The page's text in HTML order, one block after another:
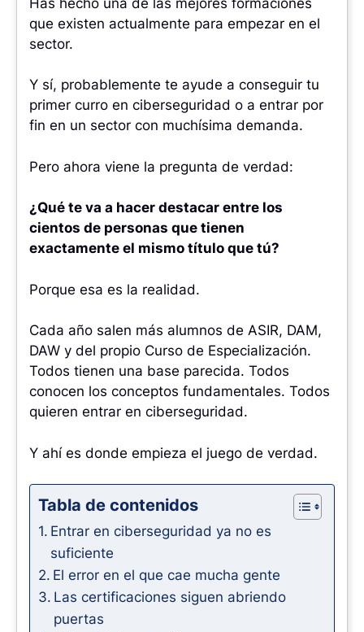
que existen actualmente para empezar en el
sector.
Y sí, probablemente te ayude a conseguir tu
primer curro en ciberseguridad o a entrar por
fin en un sector con muchísima demanda.
Pero ahora viene la pregunta de verdad:
¿Qué te va a hacer destacar entre los
cientos de personas que tienen
exactamente el mismo título que tú?
Porque esa es la realidad.
Cada año salen más alumnos de ASIR, DAM,
DAW y del propio Curso de Especialización.
Todos tienen una base parecida. Todos
conocen los conceptos fundamentales. Todos
quieren entrar en ciberseguridad.
Y ahí es donde empieza el juego de verdad.
Tabla de contenidos
Entrar en ciberseguridad ya no es
suficiente
El error en el que cae mucha gente
Las certificaciones siguen abriendo
puertas